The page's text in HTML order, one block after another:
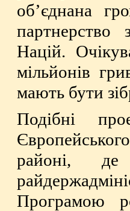
об’єднана
партнерство
Націй.
мільйонів
мають бути
Подібні
районі, де
Програмою